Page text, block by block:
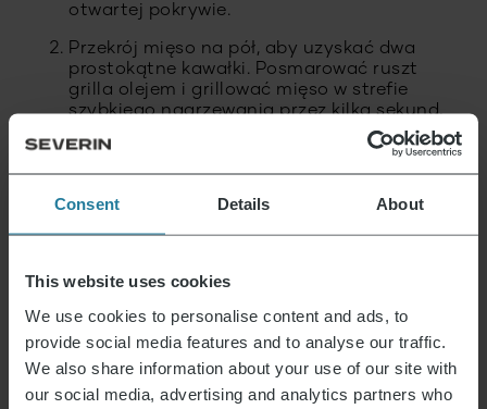
Consent Details About
This website uses cookies
We use cookies to personalise content and ads, to
provide social media features and to analyse our traffic.
We also share information about your use of our site with
our social media, advertising and analytics partners who
otwartej pokrywie.
Przekrój mięso na pół, aby uzyskać dwa
prostokątne kawałki. Posmarować ruszt
grilla olejem i grillować mięso w strefie
szybkiego nagrzewania przez kilka sekund,
aż pojawi się wzór. Następnie natrzeć sosem
teriyaki i doprawić chili.
sojowym i grilluj przez 1-2 minuty. W tej
samej misce wymieszać kolendrę z łodygami
Aby podać, podziel grzyby między talerze.
Pokroić mięso na cienkie plasterki i
sosem sojowym do maczania.